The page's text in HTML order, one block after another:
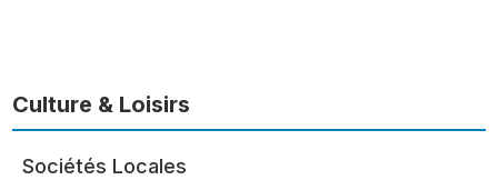
Culture & Loisirs
Sociétés Locales